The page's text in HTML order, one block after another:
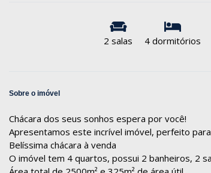
2 salas 4 dormitórios
Sobre o imóvel
Chácara dos seus sonhos espera por você!
Apresentamos este incrível imóvel, perfeito
Belíssima chácara à venda
O imóvel tem 4 quartos, possui 2 banheiros, 2